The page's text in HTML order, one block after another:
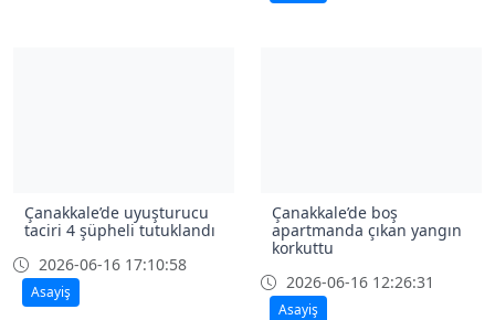
Çanakkale’de uyuşturucu
taciri 4 şüpheli tutuklandı
2026-06-16 17:10:58
Asayiş
Çanakkale’de boş
apartmanda çıkan yangın
korkuttu
2026-06-16 12:26:31
Asayiş